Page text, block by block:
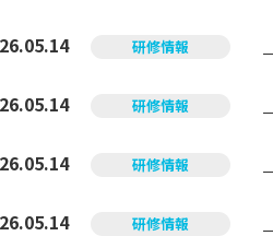
研修情報
研修情報
研修情報
研修情報